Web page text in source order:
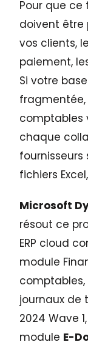
Pour que ce
doivent être
vos clients,
paiement,
Si votre
comptables
chaque
fichiers
Microsoft
résout ce
ERP cloud
module
comptables,
journaux de
2024 Wave
module E-